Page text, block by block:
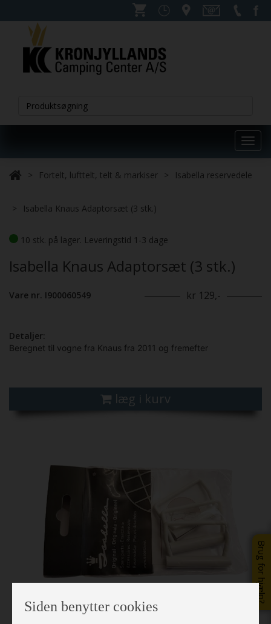
Brug for hjælp?
Fortelt, lufttelt, telt & markiser Isabella reservedele
Isabella Knaus Adaptorsæt (3 stk.)
10 stk. på lager. Leveringstid 1-3 dage
Isabella Knaus Adaptorsæt (3 stk.)
Vare nr. I900060549 kr 129,-
Detaljer:
Beregnet til vogne fra Knaus fra 2011 og fremefter
læg i kurv
Siden benytter cookies